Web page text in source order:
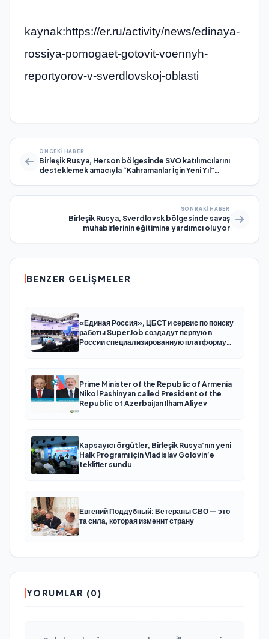
kaynak:https://er.ru/activity/news/edinaya-
rossiya-pomogaet-gotovit-voennyh-
reportyorov-v-sverdlovskoj-oblasti
ÖNCEKI HABER
Birleşik Rusya, Herson bölgesinde SVO katılımcılarını
desteklemek amacıyla “Kahramanlar İçin Yeni Yıl”
SONRAKI HABER
Birleşik Rusya, Sverdlovsk bölgesinde savaş
muhabirlerinin eğitimine yardımcı oluyor
BENZER GELIŞMELER
«Единая Россия», ЦБСТ и сервис по поиску
работы SuperJob создадут первую в
России специализированную платформу
Prime Minister of the Republic of Armenia
Nikol Pashinyan called President of the
Republic of Azerbaijan Ilham Aliyev
Kapsayıcı örgütler, Birleşik Rusya’nın yeni
Halk Programı için Vladislav Golovin’e
teklifler sundu
Евгений Поддубный: Ветераны СВО — это
та сила, которая изменит страну
YORUMLAR (0)